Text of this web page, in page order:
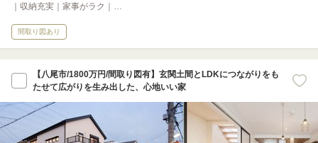
｜収納充実｜家事がラク｜…
間取り図あり
【八尾市/1800万円/間取り図有】玄関土間とLDKにつながりをも
たせて広がりを生み出した、心地いい家